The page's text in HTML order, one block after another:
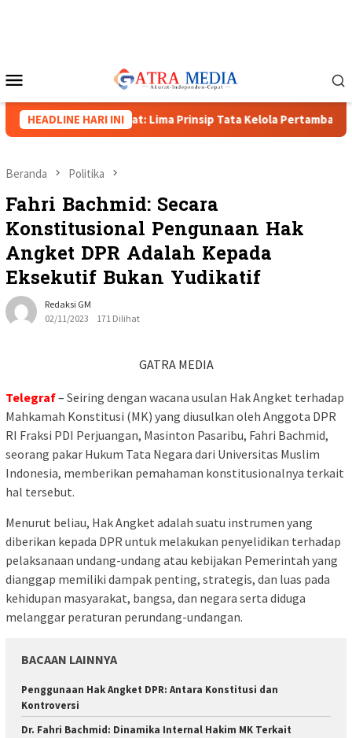
Mobile
HEADLINE HARI INI
Papua Barat: Lima Prinsip Tata Kelola Pertambangan
Beranda Politika
Fahri Bachmid: Secara
Konstitusional Pengunaan Hak
Angket DPR Adalah Kepada
Eksekutif Bukan Yudikatif
Redaksi GM
02/11/2023
171 Dilihat
GATRA MEDIA
Telegraf– Seiring dengan wacana usulan Hak Angket terhadap
Mahkamah Konstitusi (MK) yang diusulkan oleh Anggota DPR
RI Fraksi PDI Perjuangan, Masinton Pasaribu, Fahri Bachmid,
seorang pakar Hukum Tata Negara dari Universitas Muslim
Indonesia, memberikan pemahaman konstitusionalnya terkait
hal tersebut.
Menurut beliau, Hak Angket adalah suatu instrumen yang
diberikan kepada DPR untuk melakukan penyelidikan terhadap
pelaksanaan undang-undang atau kebijakan Pemerintah yang
dianggap memiliki dampak penting, strategis, dan luas pada
kehidupan masyarakat, bangsa, dan negara serta diduga
melanggar peraturan perundang-undangan.
BACAAN LAINNYA
Penggunaan Hak Angket DPR: Antara Konstitusi dan
Kontroversi
Dr. Fahri Bachmid: Dinamika Internal Hakim MK Terkait